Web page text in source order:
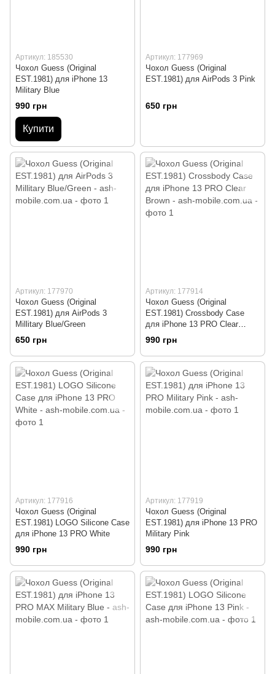
Артикул: 185530
Чохол Guess (Original
EST.1981) для iPhone 13
Military Blue
990 грн
Купити
Артикул: 177969
Чохол Guess (Original
EST.1981) для AirPods 3 Pink
650 грн
Артикул: 177970
Чохол Guess (Original
EST.1981) для AirPods 3
Millitary Blue/Green
650 грн
Артикул: 177914
Чохол Guess (Original
EST.1981) Crossbody Case
для iPhone 13 PRO Clear
Brown
990 грн
Артикул: 177916
Чохол Guess (Original
EST.1981) LOGO Silicone Case
для iPhone 13 PRO White
990 грн
Артикул: 177919
Чохол Guess (Original
EST.1981) для iPhone 13 PRO
Military Pink
990 грн